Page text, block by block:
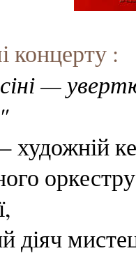
концерту :
—
діяч